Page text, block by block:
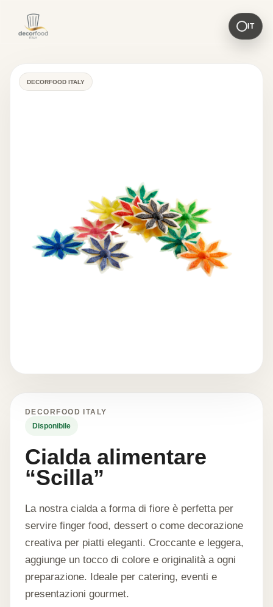
IT
DECORFOOD ITALY
DECORFOOD ITALY
Disponibile
Cialda alimentare
“Scilla”
La nostra cialda a forma di fiore è perfetta per
servire finger food, dessert o come decorazione
creativa per piatti eleganti. Croccante e leggera,
aggiunge un tocco di colore e originalità a ogni
preparazione. Ideale per catering, eventi e
presentazioni gourmet.